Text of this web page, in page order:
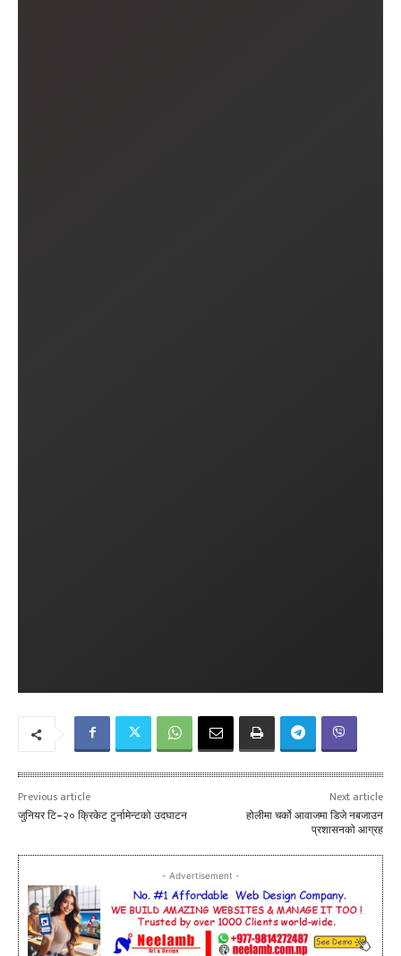
Previous article
जुनियर टि–२० क्रिकेट टुर्नामेन्टको उदघाटन
Next article
होलीमा चर्को आवाजमा डिजे नबजाउन
प्रशासनको आग्रह
- Advertisement -